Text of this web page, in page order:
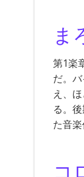
ま
第1楽
だ。
え、
る。
た音
コ